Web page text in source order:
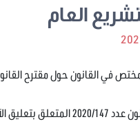
العام
والتصويت عليه برمته